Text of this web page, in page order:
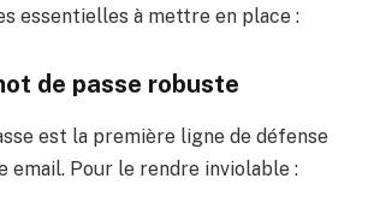
essentielles à mettre en place :
de passe robuste
est la première ligne de défense
email. Pour le rendre inviolable :